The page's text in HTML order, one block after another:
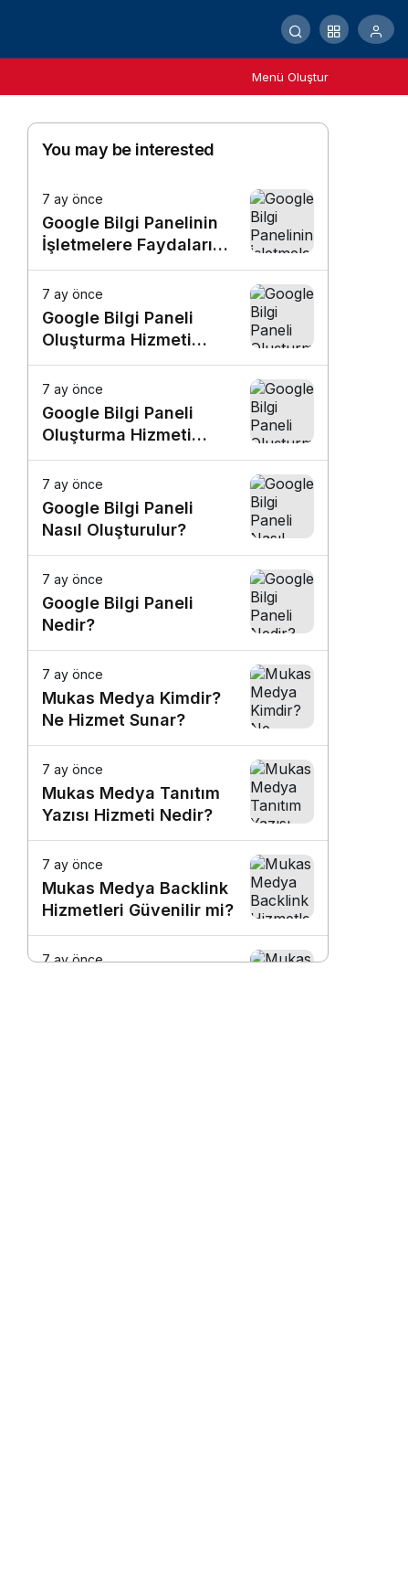
Menü Oluştur
You may be interested
7 ay önce
Google Bilgi Panelinin
İşletmelere Faydaları
Nelerdir?
7 ay önce
Google Bilgi Paneli
Oluşturma Hizmeti
Almadan Önce Dikkat
Edilmesi Gerekenler
7 ay önce
Google Bilgi Paneli
Oluşturma Hizmeti
Nedir?
7 ay önce
Google Bilgi Paneli
Nasıl Oluşturulur?
7 ay önce
Google Bilgi Paneli
Nedir?
7 ay önce
Mukas Medya Kimdir?
Ne Hizmet Sunar?
7 ay önce
Mukas Medya Tanıtım
Yazısı Hizmeti Nedir?
7 ay önce
Mukas Medya Backlink
Hizmetleri Güvenilir mi?
7 ay önce